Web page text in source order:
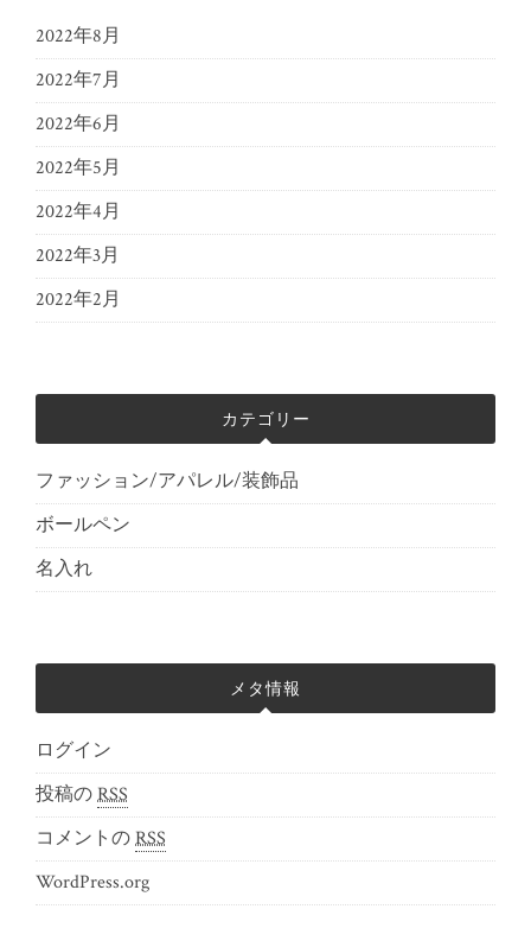
2022年8月
2022年7月
2022年6月
2022年5月
2022年4月
2022年3月
2022年2月
カテゴリー
ファッション/アパレル/装飾品
ボールペン
名入れ
メタ情報
ログイン
投稿のRSS
コメントのRSS
WordPress.org